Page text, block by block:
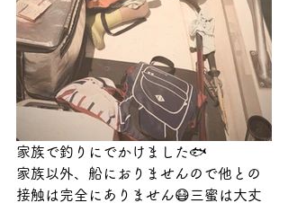
家族で釣りにでかけました🐟
家族以外、船におりませんので他との
接触は完全にありません😷三蜜は大丈